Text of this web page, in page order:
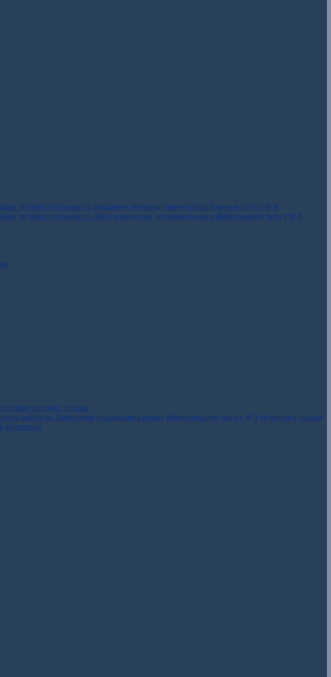
четвертого созыва по Западному пятимандатному избирательному округу № 4
четвертого созыва по Предгорненскому пятимандатному избирательному округу № 5
восьмого созыва
района по Лабинскому четырехмандатному избирательному округу № 3 четвертого созыва
Федерации